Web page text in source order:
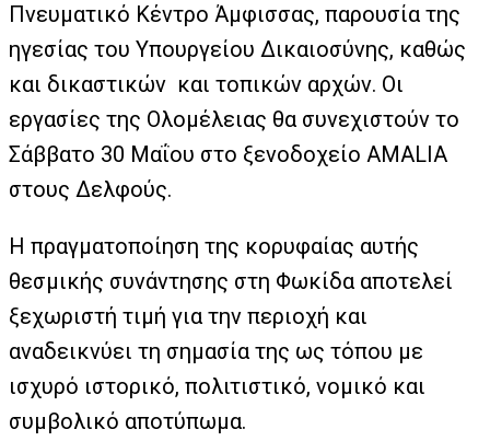
Πνευματικό Κέντρο Άμφισσας, παρουσία της
ηγεσίας του Υπουργείου Δικαιοσύνης, καθώς
και δικαστικών και τοπικών αρχών. Οι
εργασίες της Ολομέλειας θα συνεχιστούν το
Σάββατο 30 Μαΐου στο ξενοδοχείο AMALIA
στους Δελφούς.
Η πραγματοποίηση της κορυφαίας αυτής
θεσμικής συνάντησης στη Φωκίδα αποτελεί
ξεχωριστή τιμή για την περιοχή και
αναδεικνύει τη σημασία της ως τόπου με
ισχυρό ιστορικό, πολιτιστικό, νομικό και
συμβολικό αποτύπωμα.